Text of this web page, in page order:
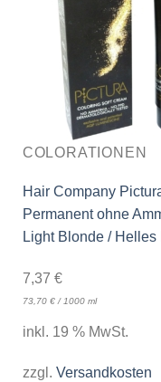
COLORATIONEN
Hair Company
Permanent ohne
Light Blonde /
7,37 €
73,70 €/ 1000 ml
inkl. 19 % MwSt.
zzgl. Versandkosten